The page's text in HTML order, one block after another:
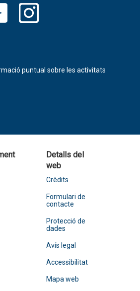
puntual sobre les activitats
Detalls del
web
Crèdits
Formulari de
contacte
Protecció de
dades
Avís legal
Accessibilitat
Mapa web